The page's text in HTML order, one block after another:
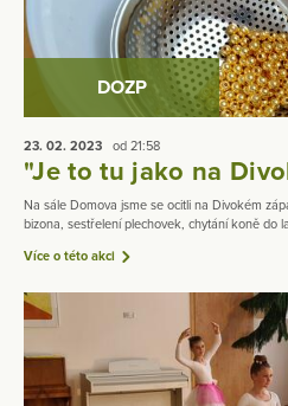
DOZP
23. 02. 2023 od 21:58
"Je to tu jako na
Na sále Domova jsme se ocitli na Divokém
bizona, sestřelení plechovek, chytání koně do
Více o této akci